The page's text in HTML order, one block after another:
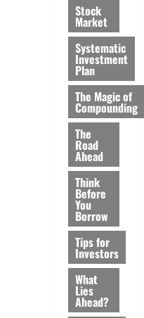
Stock
Market
Systematic
Investment
Plan
The Magic of
Compounding
The
Road
Ahead
Think
Before
You
Borrow
Tips for
Investors
What
Lies
Ahead?